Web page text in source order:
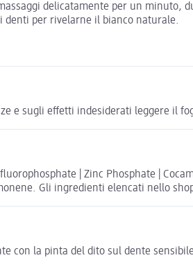
delicatamente per un
denti per rivelarne il bianco naturale.
e sugli effetti indesiderati leggere il
| Zinc Phosphate |
Gli ingredienti elencati nello
con la pinta del dito sul dente